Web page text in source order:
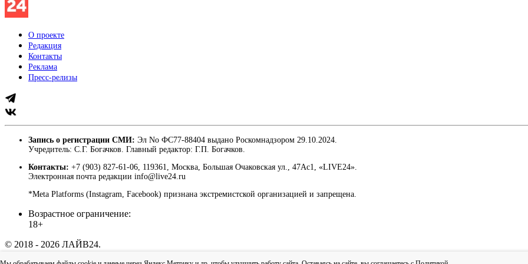
О проекте
Редакция
Контакты
Реклама
Пресс-релизы
Запись о регистрации СМИ: Эл No ФС77-88404 выдано Роскомнадзором 29.10.2024.
Учредитель: С.Г. Богачков. Главный редактор: Г.П. Богачков.
Контакты: +7 (903) 827-61-06, 119361, Москва, Большая Очаковская ул., 47Ас1, «LIVE24».
Электронная почта редакции info@live24.ru
*Meta Platforms (Instagram, Facebook) признана экстремистской организацией и запрещена.
Возрастное ограничение:
18+
© 2018 - 2026 ЛАЙВ24.